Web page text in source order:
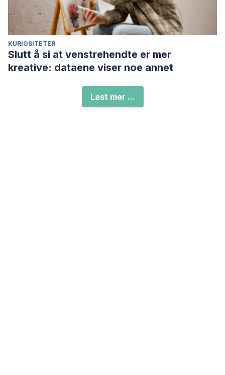
KURIOSITETER
Slutt å si at venstrehendte er mer
kreative: dataene viser noe annet
Last mer ...